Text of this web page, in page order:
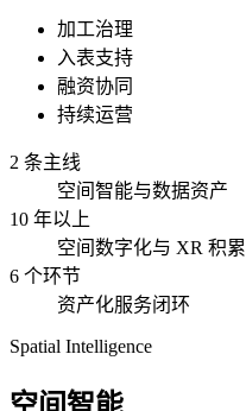
加工治理
入表支持
融资协同
持续运营
2 条主线
空间智能与数据资产
10 年以上
空间数字化与 XR 积累
6 个环节
资产化服务闭环
Spatial Intelligence